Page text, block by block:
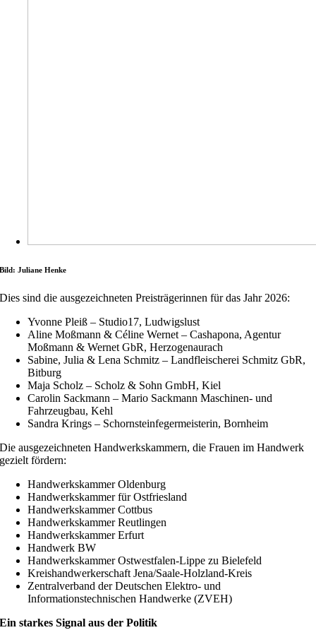
Bild: Juliane Henke
Dies sind die ausgezeichneten Preisträgerinnen für das Jahr 2026:
Yvonne Pleiß – Studio17, Ludwigslust
Aline Moßmann & Céline Wernet – Cashapona, Agentur
Moßmann & Wernet GbR, Herzogenaurach
Sabine, Julia & Lena Schmitz – Landfleischerei Schmitz GbR,
Bitburg
Maja Scholz – Scholz & Sohn GmbH, Kiel
Carolin Sackmann – Mario Sackmann Maschinen- und
Fahrzeugbau, Kehl
Sandra Krings – Schornsteinfegermeisterin, Bornheim
Die ausgezeichneten Handwerkskammern, die Frauen im Handwerk
gezielt fördern:
Handwerkskammer Oldenburg
Handwerkskammer für Ostfriesland
Handwerkskammer Cottbus
Handwerkskammer Reutlingen
Handwerkskammer Erfurt
Handwerk BW
Handwerkskammer Ostwestfalen-Lippe zu Bielefeld
Kreishandwerkerschaft Jena/Saale-Holzland-Kreis
Zentralverband der Deutschen Elektro- und
Informationstechnischen Handwerke (ZVEH)
Ein starkes Signal aus der Politik